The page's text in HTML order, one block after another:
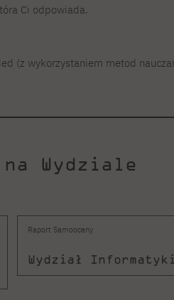
Ci odpowiada.
(z wykorzystaniem metod
Wydziale
Raport Samooceny
Wydział Informatyki